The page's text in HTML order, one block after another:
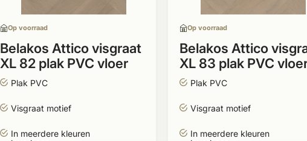
Op voorraad
Belakos Attico visgraat
XL 82 plak PVC vloer
Plak PVC
Visgraat motief
In meerdere kleuren
Op voorraad
Belakos Attico
XL 83 plak PVC
Plak PVC
Visgraat motief
In meerdere kleuren